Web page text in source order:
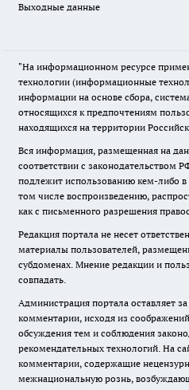
Выходные данные
"На информационном ресурсе
технологии (информационные
информации на основе сбора,
относящихся к предпочтениям
находящихся на территории
Вся информация, размещенная на
соответствии с законодательством
подлежит использованию кем-либо
том числе воспроизведению,
как с письменного разрешения
Редакция портала не несет
материалы пользователей,
субдоменах. Мнение редакции и
совпадать.
Администрация портала оставляет
комментарии, исходя из
обсуждения тем и соблюдения
рекомендательных технологий. На
комментарии, содержащие
межнациональную рознь,